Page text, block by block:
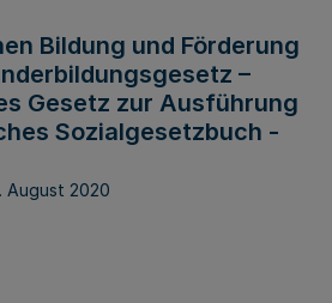
Bildung und Förderung
–
Gesetz zur Ausführung
Sozialgesetzbuch -
August 2020